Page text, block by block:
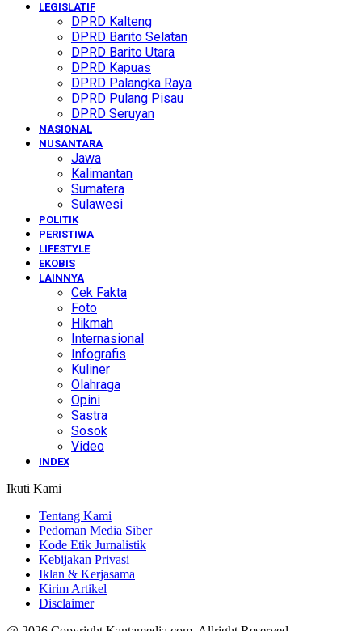
LEGISLATIF
DPRD Kalteng
DPRD Barito Selatan
DPRD Barito Utara
DPRD Kapuas
DPRD Palangka Raya
DPRD Pulang Pisau
DPRD Seruyan
NASIONAL
NUSANTARA
Jawa
Kalimantan
Sumatera
Sulawesi
POLITIK
PERISTIWA
LIFESTYLE
EKOBIS
LAINNYA
Cek Fakta
Foto
Hikmah
Internasional
Infografis
Kuliner
Olahraga
Opini
Sastra
Sosok
Video
INDEX
Ikuti Kami
Tentang Kami
Pedoman Media Siber
Kode Etik Jurnalistik
Kebijakan Privasi
Iklan & Kerjasama
Kirim Artikel
Disclaimer